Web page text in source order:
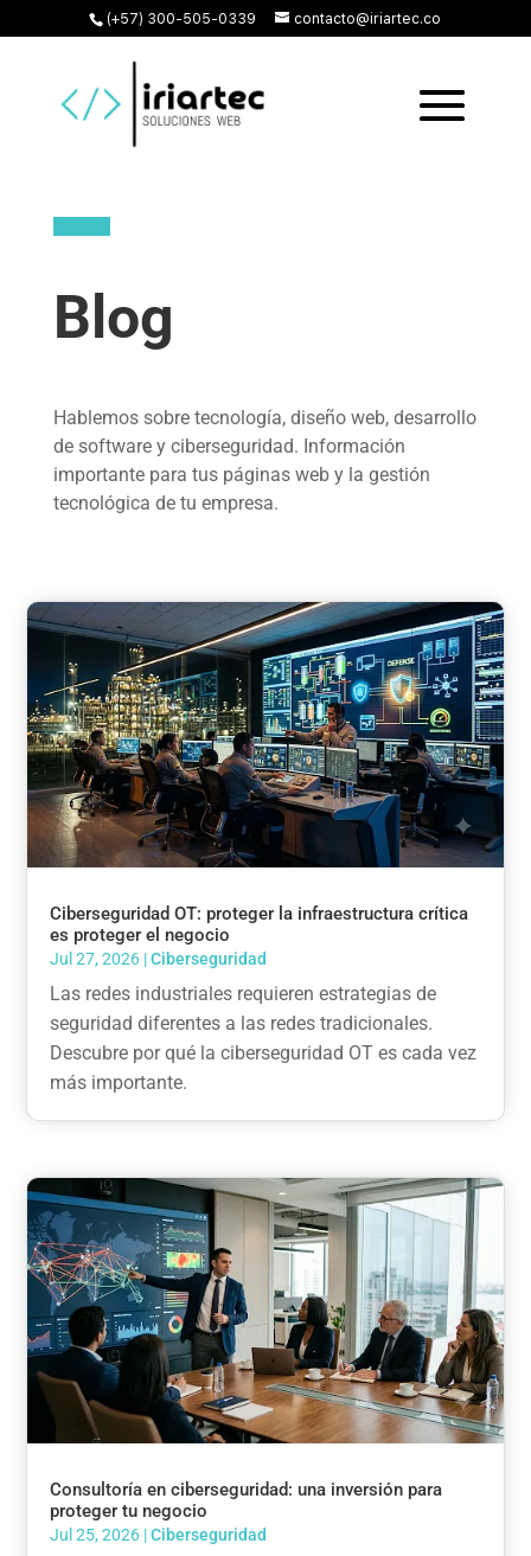
(+57) 300-505-0339 contacto@iriartec.co
Blog
Hablemos sobre tecnología, diseño web, desarrollo
de software y ciberseguridad. Información
importante para tus páginas web y la gestión
tecnológica de tu empresa.
Ciberseguridad OT: proteger la infraestructura crítica
es proteger el negocio
Jul 27, 2026 |Ciberseguridad
Las redes industriales requieren estrategias de
seguridad diferentes a las redes tradicionales.
Descubre por qué la ciberseguridad OT es cada vez
más importante.
Consultoría en ciberseguridad: una inversión para
proteger tu negocio
Jul 25, 2026 |Ciberseguridad